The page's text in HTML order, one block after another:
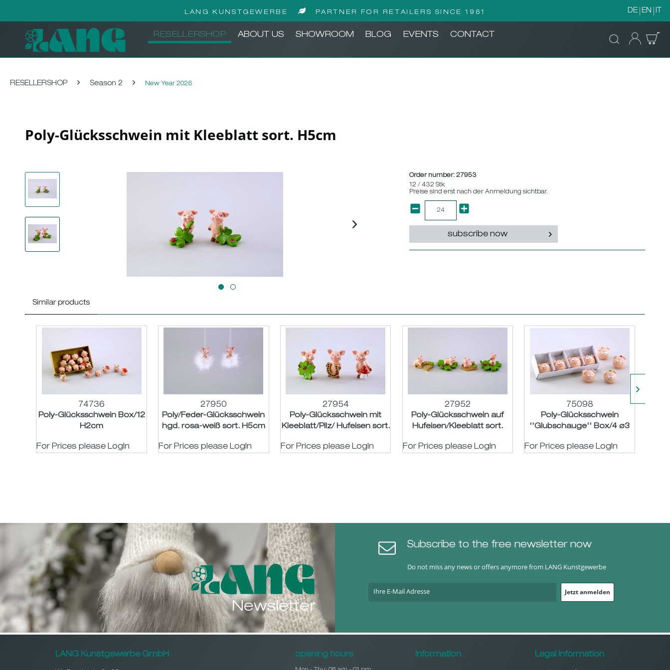
LANG KUNSTGEWERBE PARTNER FOR RETAILERS SINCE 1961 DE EN IT
RESELLERSHOP ABOUT US SHOWROOM BLOG EVENTS CONTACT
RESELLERSHOP Season 2 New Year 2026
Poly-Glücksschwein mit Kleeblatt sort. H5cm
Order number:27953
12 / 432 Stk
Preise sind erst nach der Anmeldung sichtbar.
subscribe now
Similar products
74736
Poly-Glücksschwein Box/12
H2cm
For Prices please LogIn
27950
Poly/Feder-Glücksschwein
hgd. rosa-weiß sort. H5cm
For Prices please LogIn
27954
Poly-Glücksschwein mit
Kleeblatt/Pilz/ Hufeisen sort.
For Prices please LogIn
27952
Poly-Glücksschwein auf
Hufeisen/Kleeblatt sort.
For Prices please LogIn
75098
Poly-Glücksschwein
''Glubschauge'' Box/4 ø3
For Prices please LogIn
Newsletter
Subscribe to the free newsletter now
Do not miss any news or offers anymore from LANG Kunstgewerbe
Jetzt anmelden
LANG Kunstgewerbe GmbH opening hours Information Legal Information